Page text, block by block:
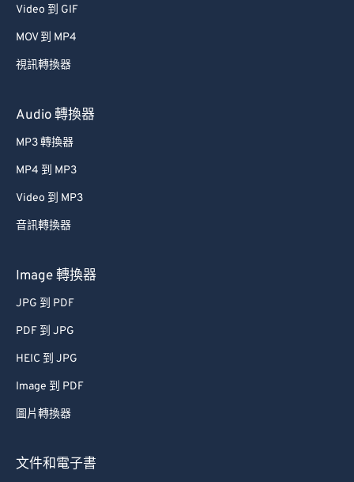
Video 到 GIF
MOV 到 MP4
視訊轉換器
Audio 轉換器
MP3 轉換器
MP4 到 MP3
Video 到 MP3
音訊轉換器
Image 轉換器
JPG 到 PDF
PDF 到 JPG
HEIC 到 JPG
Image 到 PDF
圖片轉換器
文件和電子書